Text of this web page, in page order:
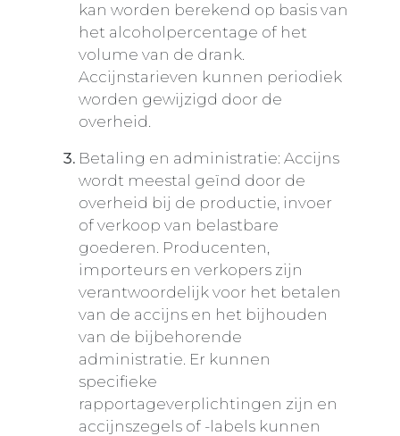
kan worden berekend op basis van
het alcoholpercentage of het
volume van de drank.
Accijnstarieven kunnen periodiek
worden gewijzigd door de
overheid.
Betaling en administratie: Accijns
wordt meestal geïnd door de
overheid bij de productie, invoer
of verkoop van belastbare
goederen. Producenten,
importeurs en verkopers zijn
verantwoordelijk voor het betalen
van de accijns en het bijhouden
van de bijbehorende
administratie. Er kunnen
specifieke
rapportageverplichtingen zijn en
accijnszegels of -labels kunnen